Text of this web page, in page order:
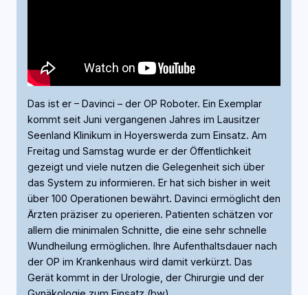
Das ist er – Davinci – der OP Roboter. Ein Exemplar
kommt seit Juni vergangenen Jahres im Lausitzer
Seenland Klinikum in Hoyerswerda zum Einsatz. Am
Freitag und Samstag wurde er der Öffentlichkeit
gezeigt und viele nutzen die Gelegenheit sich über
das System zu informieren. Er hat sich bisher in weit
über 100 Operationen bewährt. Davinci ermöglicht den
Ärzten präziser zu operieren. Patienten schätzen vor
allem die minimalen Schnitte, die eine sehr schnelle
Wundheilung ermöglichen. Ihre Aufenthaltsdauer nach
der OP im Krankenhaus wird damit verkürzt. Das
Gerät kommt in der Urologie, der Chirurgie und der